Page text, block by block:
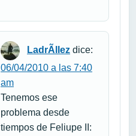
LadrÃ­llez dice:
06/04/2010 a las 7:40
am
Tenemos ese
problema desde
tiempos de Feliupe II: